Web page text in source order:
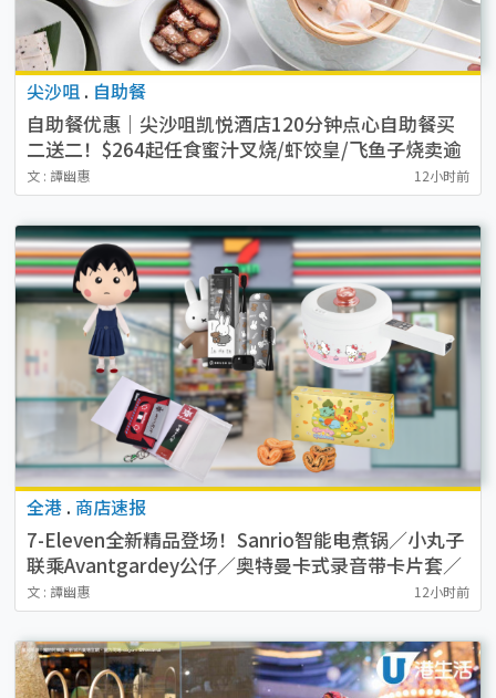
尖沙咀 . 自助餐
自助餐优惠｜尖沙咀凯悦酒店120分钟点心自助餐买
二送二！$264起任食蜜汁叉烧/虾饺皇/飞鱼子烧卖逾
20款点心
文 : 譚幽惠 12小时前
全港 . 商店速报
7-Eleven全新精品登场！Sanrio智能电煮锅／小丸子
联乘Avantgardey公仔／奥特曼卡式录音带卡片套／
猫山王榴莲冰皮 附开售详情
文 : 譚幽惠 12小时前